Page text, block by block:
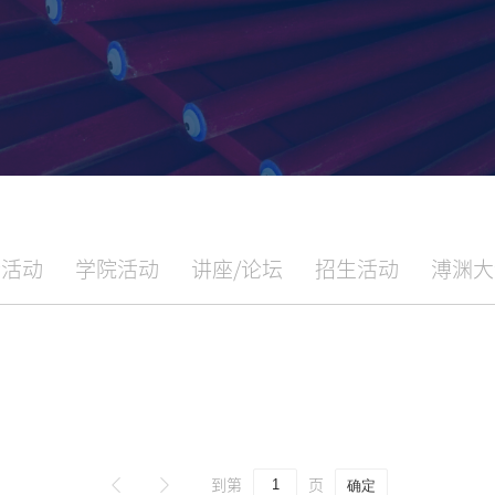
动 学院活动 讲座/论坛 招生活动 溥渊
到第 页 确定